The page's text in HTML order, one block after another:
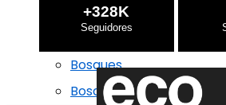
Océanos
Bosques
Océanos
Bosques
+328K